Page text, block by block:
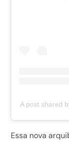
A post shared
Essa nova